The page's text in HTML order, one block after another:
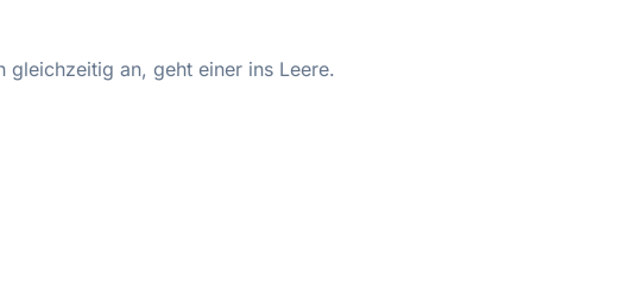
gleichzeitig an, geht einer ins Leere.